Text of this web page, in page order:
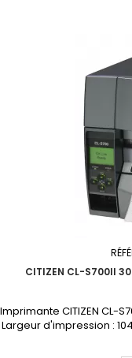
CITIZEN CL-S700II
Imprimante CITIZEN CL-
Largeur d'impression :
Ethernet Prix public